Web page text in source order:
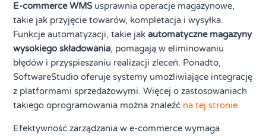
E-commerce WMSusprawnia operacje magazynowe,
takie jak przyjęcie towarów, kompletacja i wysyłka.
Funkcje automatyzacji, takie jak automatyczne magazyny
wysokiego składowania, pomagają w eliminowaniu
błędów i przyspieszaniu realizacji zleceń. Ponadto,
SoftwareStudio oferuje systemy umożliwiające integrację
z platformami sprzedażowymi. Więcej o zastosowaniach
takiego oprogramowania można znaleźć na tej stronie.
Efektywność zarządzania w e-commerce wymaga